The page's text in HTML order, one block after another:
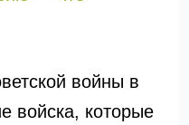
войны в
войска, которые